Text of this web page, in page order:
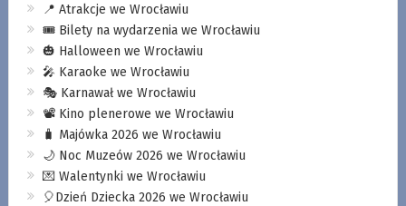
📍 Atrakcje we Wrocławiu
🎟️ Bilety na wydarzenia we Wrocławiu
🎃 Halloween we Wrocławiu
🎤 Karaoke we Wrocławiu
🎭 Karnawał we Wrocławiu
📽️ Kino plenerowe we Wrocławiu
🧳 Majówka 2026 we Wrocławiu
🌙 Noc Muzeów 2026 we Wrocławiu
💌 Walentynki we Wrocławiu
🎈Dzień Dziecka 2026 we Wrocławiu